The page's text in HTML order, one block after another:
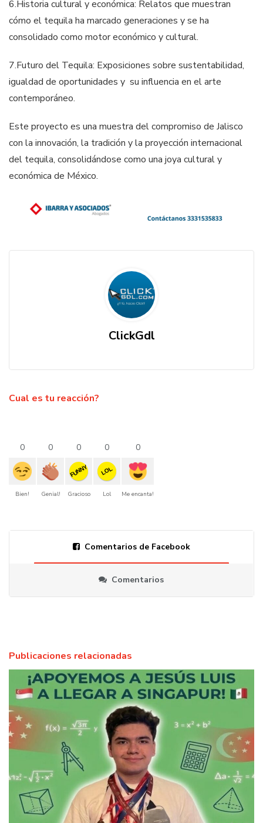
6.​Historia cultural y económica: Relatos que muestran
cómo el tequila ha marcado generaciones y se ha
consolidado como motor económico y cultural.
7.​Futuro del Tequila: Exposiciones sobre sustentabilidad,
igualdad de oportunidades y su influencia en el arte
contemporáneo.
Este proyecto es una muestra del compromiso de Jalisco
con la innovación, la tradición y la proyección internacional
del tequila, consolidándose como una joya cultural y
económica de México.
ClickGdl
Cual es tu reacción?
0
Bien!
0
Genial!
0
FUNNY
Gracioso
0
LOL
Lol
0
Me encanta!
Comentarios de Facebook
Comentarios
Publicaciones relacionadas